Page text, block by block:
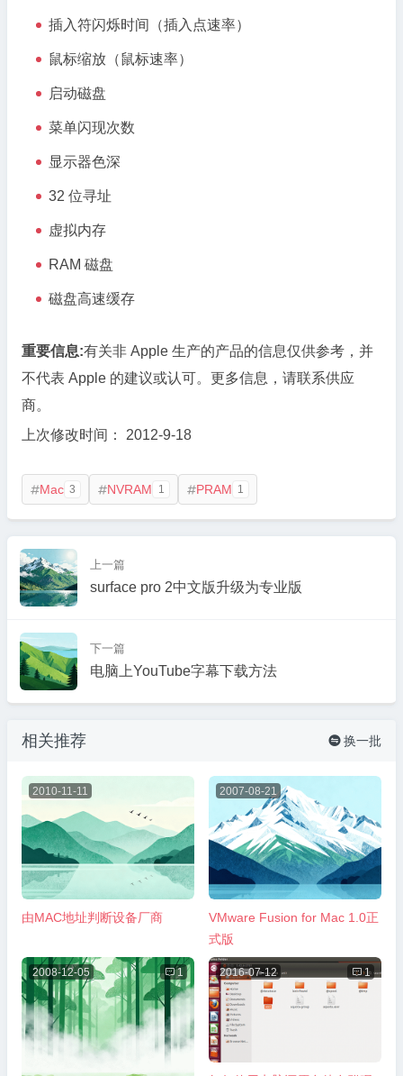
插入符闪烁时间（插入点速率）
鼠标缩放（鼠标速率）
启动磁盘
菜单闪现次数
显示器色深
32 位寻址
虚拟内存
RAM 磁盘
磁盘高速缓存
重要信息:有关非 Apple 生产的产品的信息仅供参考，并
不代表 Apple 的建议或认可。更多信息，请联系供应
商。
上次修改时间： 2012-9-18
Mac 3 NVRAM 1 PRAM 1
上一篇
surface pro 2中文版升级为专业版
下一篇
电脑上YouTube字幕下载方法
相关推荐  换一批
2010-11-11
由MAC地址判断设备厂商
2007-08-21
VMware Fusion for Mac 1.0正
式版
2008-12-05  1 2016-07-12  1